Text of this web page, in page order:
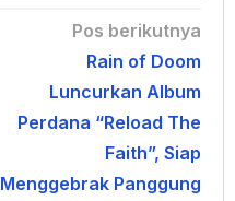
Pos berikutnya
Rain of Doom
Luncurkan Album
Perdana “Reload The
Faith”, Siap
Menggebrak Panggung